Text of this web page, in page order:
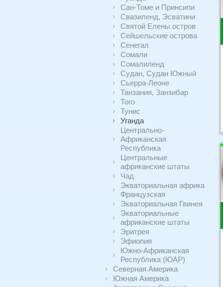
Сан-Томе и Принсипи
Свазиленд, Эсватини
Святой Елены остров
Сейшельские острова
Сенегал
Сомали
Сомалиленд
Судан, Судан Южный
Сьерра-Леоне
Танзания, Занзибар
Того
Тунис
Уганда
Центрально-
Африканская
Республика
Центральные
африканские штаты
Чад
Экваториальная африка
Французская
Экваториальная Гвинея
Экваториальные
африканские штаты
Эритрея
Эфиопия
Южно-Африканская
Республика (ЮАР)
Северная Америка
Южная Америка